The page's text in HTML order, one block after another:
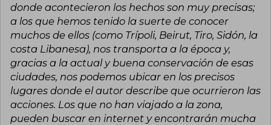
donde acontecieron los hechos son muy precisas;
a los que hemos tenido la suerte de conocer
muchos de ellos (como Trípoli, Beirut, Tiro, Sidón, la
costa Libanesa), nos transporta a la época y,
gracias a la actual y buena conservación de esas
ciudades, nos podemos ubicar en los precisos
lugares donde el autor describe que ocurrieron las
acciones. Los que no han viajado a la zona,
pueden buscar en internet y encontrarán mucha